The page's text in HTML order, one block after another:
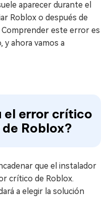
aparecer durante el
Roblox o después de
Comprender este error es
y ahora vamos a
el error crítico
Roblox?
que el instalador
crítico de Roblox.
a elegir la solución